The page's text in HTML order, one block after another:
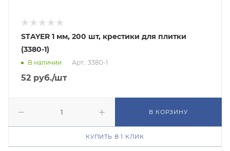
STAYER 1 мм, 200 шт, крестики для плитки
(3380-1)
В наличии Арт.: 3380-1
52 руб./шт
В КОРЗИНУ
КУПИТЬ В 1 КЛИК